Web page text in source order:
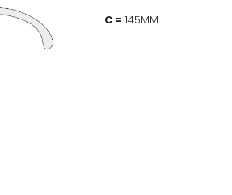
C = 145MM